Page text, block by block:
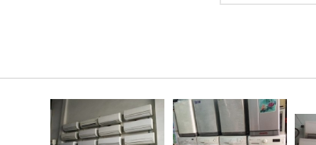
Chuyên nhận sửa máy giặt tận